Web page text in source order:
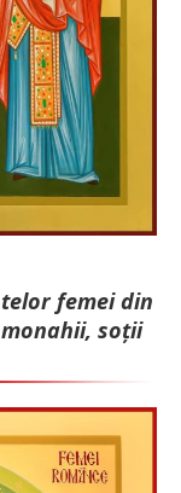
femei din
soții